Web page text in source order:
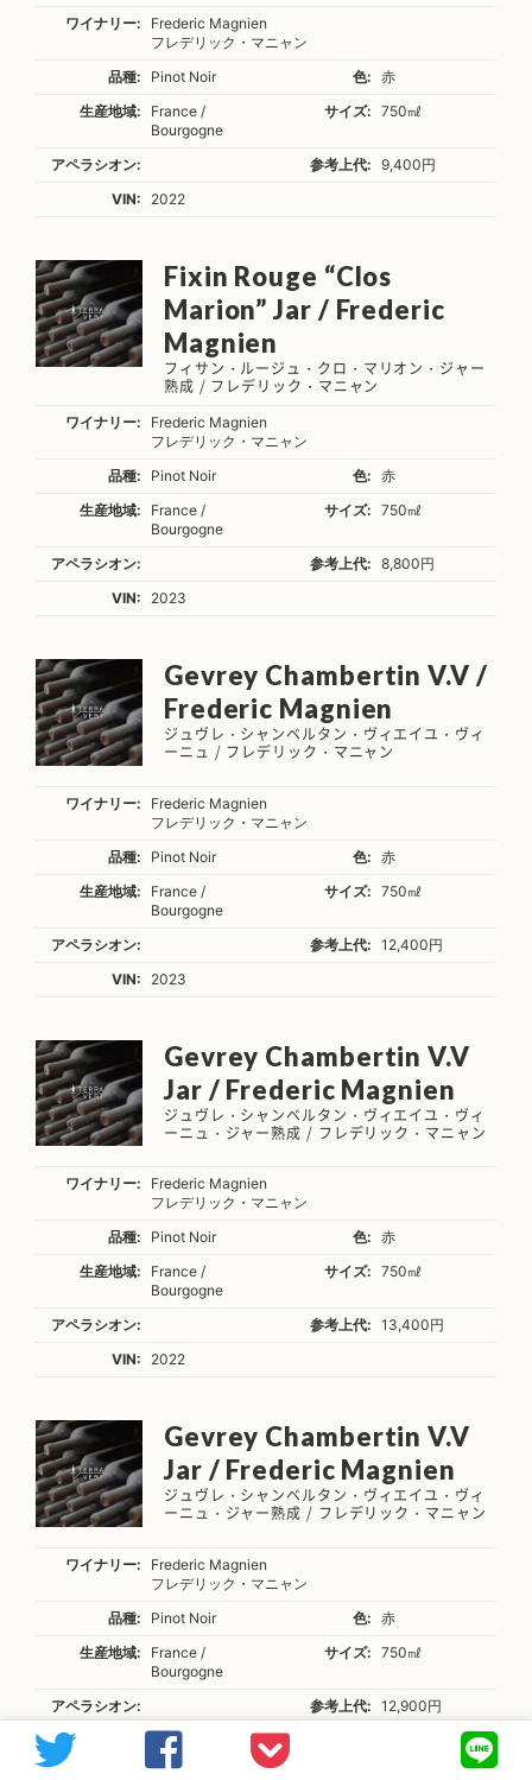
ワイナリー:
Frederic Magnien
フレデリック・マニャン
品種:
Pinot Noir 色:
赤
生産地域:
France /
Bourgogne
サイズ: 750㎖
アペラシオン: 参考上代:
9,400円
VIN:
2022
Fixin Rouge “Clos
Marion” Jar / Frederic
Magnien
フィサン・ルージュ・クロ・マリオン・ジャー
熟成 / フレデリック・マニャン
ワイナリー:
Frederic Magnien
フレデリック・マニャン
品種:
Pinot Noir 色:
赤
生産地域:
France /
Bourgogne
サイズ: 750㎖
アペラシオン: 参考上代:
8,800円
VIN:
2023
Gevrey Chambertin V.V /
Frederic Magnien
ジュヴレ・シャンベルタン・ヴィエイユ・ヴィ
ーニュ / フレデリック・マニャン
ワイナリー:
Frederic Magnien
フレデリック・マニャン
品種:
Pinot Noir 色:
赤
生産地域:
France /
Bourgogne
サイズ: 750㎖
アペラシオン: 参考上代:
12,400円
VIN:
2023
Gevrey Chambertin V.V
Jar / Frederic Magnien
ジュヴレ・シャンベルタン・ヴィエイユ・ヴィ
ーニュ・ジャー熟成 / フレデリック・マニャン
ワイナリー:
Frederic Magnien
フレデリック・マニャン
品種:
Pinot Noir 色:
赤
生産地域:
France /
Bourgogne
サイズ: 750㎖
アペラシオン: 参考上代:
13,400円
VIN:
2022
Gevrey Chambertin V.V
Jar / Frederic Magnien
ジュヴレ・シャンベルタン・ヴィエイユ・ヴィ
ーニュ・ジャー熟成 / フレデリック・マニャン
ワイナリー:
Frederic Magnien
フレデリック・マニャン
品種:
Pinot Noir 色:
赤
生産地域:
France /
Bourgogne
サイズ: 750㎖
アペラシオン: 参考上代:
12,900円
2023